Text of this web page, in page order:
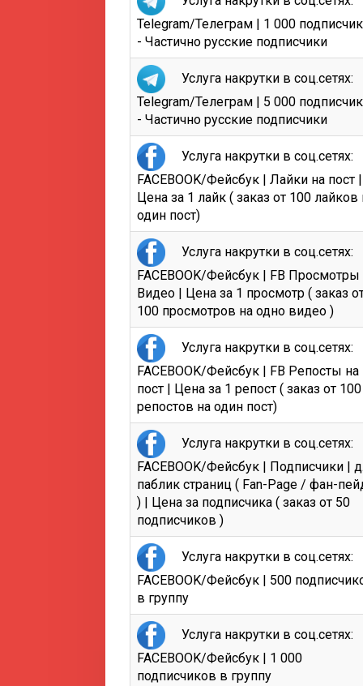
Telegram/Телеграм | 1 000
- Частично русские подписчики
Услуга накрутки в соц.сетях:
Telegram/Телеграм | 5 000
- Частично русские подписчики
Услуга накрутки в соц.сетях:
FACEBOOK/Фейсбук | Лайки на пост |
Цена за 1 лайк ( заказ от 100 лайков
один пост)
Услуга накрутки в соц.сетях:
FACEBOOK/Фейсбук | FB Просмотры
Видео | Цена за 1 просмотр ( заказ
100 просмотров на одно видео )
Услуга накрутки в соц.сетях:
FACEBOOK/Фейсбук | FB Репосты на
пост | Цена за 1 репост ( заказ от 100
репостов на один пост)
Услуга накрутки в соц.сетях:
FACEBOOK/Фейсбук | Подписчики |
паблик страниц ( Fan-Page / фан-
) | Цена за подписчика ( заказ от 50
подписчиков )
Услуга накрутки в соц.сетях:
FACEBOOK/Фейсбук | 500
в группу
Услуга накрутки в соц.сетях:
FACEBOOK/Фейсбук | 1 000
подписчиков в группу